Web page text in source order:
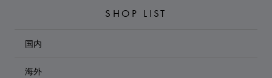
SHOP LIST
国内
海外